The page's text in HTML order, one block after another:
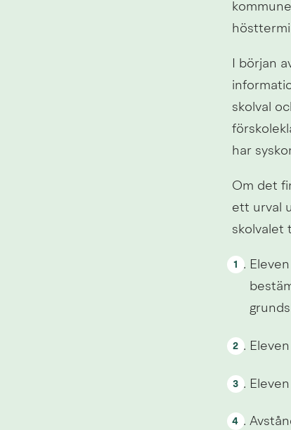
I början
skolval
har
Om det
ett urval
skolvalet